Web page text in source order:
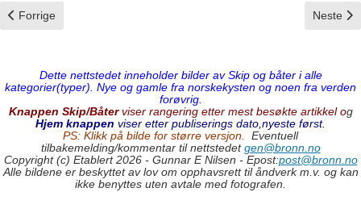
Forrige artikkel: Seven Seas Voyager
Forrige Neste
Neste
Dette nettstedet inneholder bilder av Skip og båter i alle
kategorier(typer). Nye og gamle fra norskekysten og noen fra verden
forøvrig.
Knappen Skip/Båterviser rangering etter mest besøkte artikkel og
Hjem knappen viser etter publiserings dato,nyeste først.
PS: Klikk på bilde for større versjon.
Eventuell
tilbakemelding/kommentar til nettstedetgen@bronn.no
Copyright (c) Etablert 2026 - Gunnar E Nilsen - Epost:post@bronn.no
Alle bildene er beskyttet av lov om opphavsrett til åndverk m.v. og kan
ikke benyttes uten avtale med fotografen.